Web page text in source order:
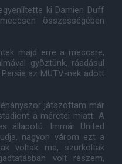
ki Damien Duff
összességében
majd erre a meccsre,
gyõztünk, ráadásul
az MUTV-nek adott
játszottam már
a méretei miatt. A
állapotú. Immár United
nagyon várom ezt a
voltak ma, szurkoltak
volt részem,